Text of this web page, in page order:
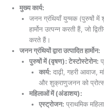
मुख्य कार्य:
जनन ग्रंथियाँ युग्मक (पुरुषों
हार्मोन उत्पन्न करती हैं, जो
करते हैं।
जनन ग्रंथियों द्वारा उत्पादित हार्मोन:
पुरुषों में (वृषण): टेस्टोस्टेरोन:
कार्य: दाढ़ी, गहरी आवाज,
और शुक्राणुजनन को
महिलाओं में (अंडाशय):
एस्ट्रोजन: प्राथमिक